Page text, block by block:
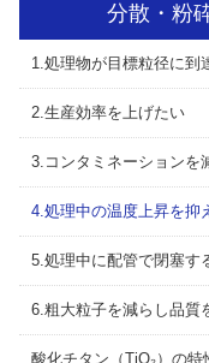
分散・粉
1.処理物が目標粒径に到
2.生産効率を上げたい
3.コンタミネーションを
4.処理中の温度上昇を抑
5.処理中に配管で閉塞す
6.粗大粒子を減らし品質